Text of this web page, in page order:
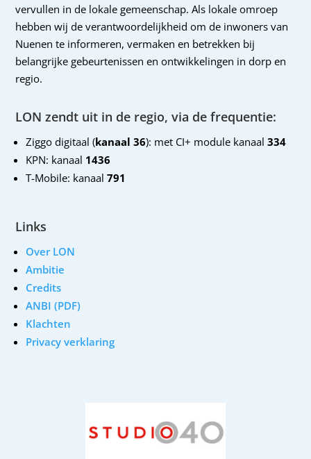
vervullen in de lokale gemeenschap. Als lokale omroep
hebben wij de verantwoordelijkheid om de inwoners van
Nuenen te informeren, vermaken en betrekken bij
belangrijke gebeurtenissen en ontwikkelingen in dorp en
regio.
LON zendt uit in de regio, via de frequentie:
Ziggo digitaal (kanaal 36): met CI+ module kanaal 334
KPN: kanaal 1436
T-Mobile: kanaal791
Links
Over LON
Ambitie
Credits
ANBI (PDF)
Klachten
Privacy verklaring